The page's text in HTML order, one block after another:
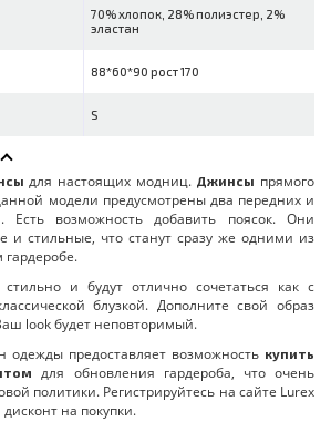
70% хлопок, 28% полиэстер, 2%
эластан
88*60*90 рост 170
S
для настоящих модниц. Джинсы прямого
модели предусмотрены два передних и
Есть возможность добавить поясок. Они
и стильные, что станут сразу же одними из
стильно и будут отлично сочетаться как с
блузкой. Дополните свой образ
look будет неповторимый.
предоставляет возможность купить
для обновления гардероба, что очень
политики. Регистрируйтесь на сайте Lurex
на покупки.